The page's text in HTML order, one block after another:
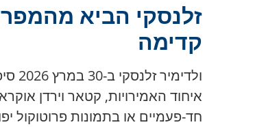
זלנסקי הביא
קדימה
איחוד האמירויות, קטאר וירדן
חד-פעמיים או בתמונות